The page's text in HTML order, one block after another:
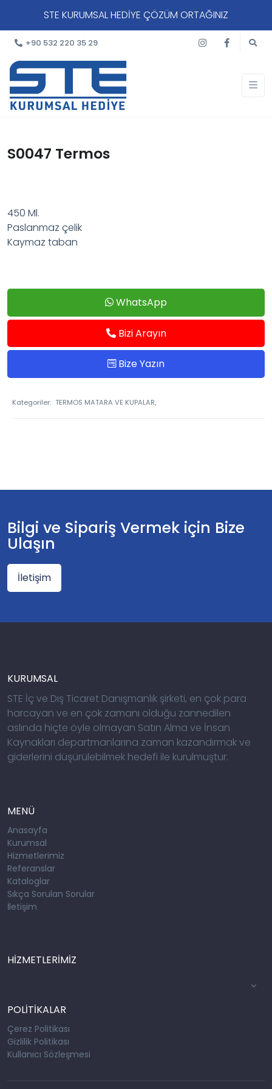
STE KURUMSAL HEDİYE ÇÖZÜM ORTAĞINIZ
+90 532 220 35 29
S0047 Termos
450 Ml.
Paslanmaz çelik
Kaymaz taban
WhatsApp
Bizi Arayın
Bize Yazın
Kategoriler: TERMOS MATARA VE KUPALAR,
Bilgi ve Sipariş Vermek için Bize
Ulaşın
İletişim
KURUMSAL
STE İç ve Dış Ticaret Danışmanlık şirketi, en çok para
harcayan ve en çok zamanı olduğu zannedilen
aslında hiçte öyle olmayan Satın Alma ve İnsan
Kaynakları departmanlarına zaman kazandırmak ve
giderlerini düşürülebilmek hedefi ile kurulmuştur.
MENÜ
Anasayfa
Kurumsal
Hizmetlerimiz
Referanslar
Kataloglar
Sıkça Sorulan Sorular
İletişim
HİZMETLERİMİZ
POLİTİKALAR
Çerez Politikası
Gizlilik Politikası
Kullanıcı Sözleşmesi